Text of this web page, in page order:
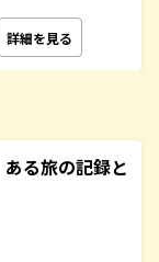
詳細を見る
る旅の記録と